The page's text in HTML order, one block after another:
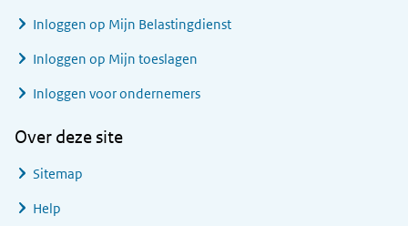
Inloggen op Mijn Belastingdienst
Inloggen op Mijn toeslagen
Inloggen voor ondernemers
Over deze site
Sitemap
Help